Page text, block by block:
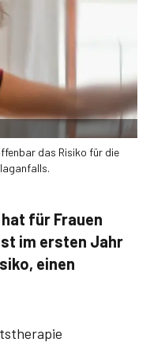
das Risiko für die
für Frauen
im ersten Jahr
einen